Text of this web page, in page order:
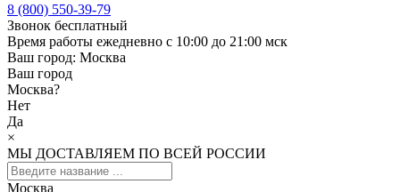
8 (800) 550-39-79
Звонок бесплатный
Время работы ежедневно с 10:00 до 21:00 мск
Ваш город: Москва
Ваш город
Москва?
Нет
Да
×
МЫ ДОСТАВЛЯЕМ ПО ВСЕЙ РОССИИ
Москва